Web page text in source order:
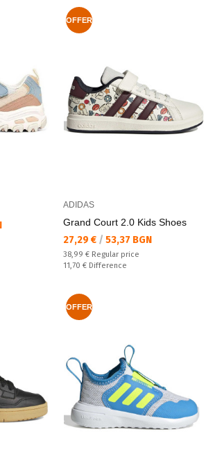
OFFER
ADIDAS
Grand Court 2.0 Kids Shoes
Текуща цена:
27,29 € / 53,37 BGN
Regular price:
38,99 € Regular price
Спестявате:
11,70 € Difference
OFFER